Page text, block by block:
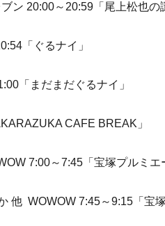
ン 20:00～20:59「尾上松也の
「ぐるナイ」
「まだまだぐるナイ」
CAFE BREAK」
7:00～7:45「宝塚プルミエ
他 WOWOW 7:45～9:15「宝